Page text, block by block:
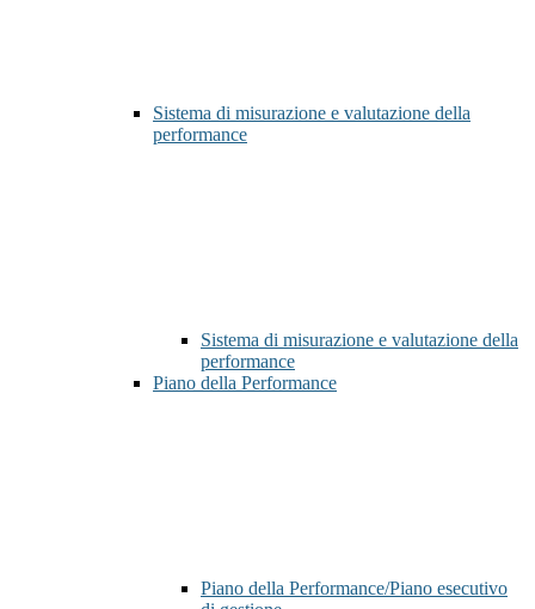
Sistema di misurazione e valutazione della
performance
Sistema di misurazione e valutazione della
performance
Piano della Performance
Piano della Performance/Piano esecutivo